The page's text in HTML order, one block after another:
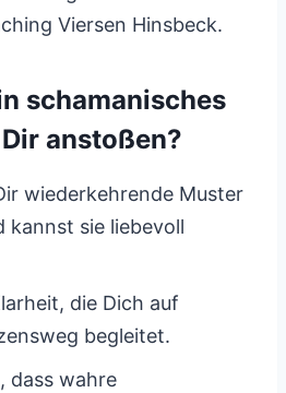
Viersen Hinsbeck.
schamanisches
anstoßen?
wiederkehrende Muster
kannst sie liebevoll
die Dich auf
begleitet.
dass wahre